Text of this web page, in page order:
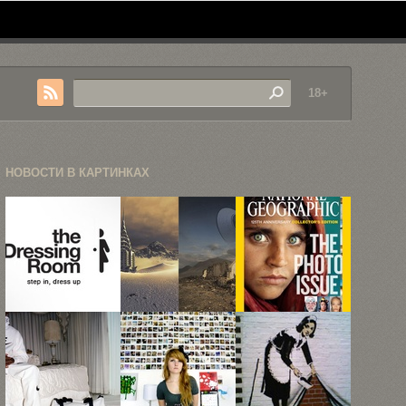
18+
НОВОСТИ В КАРТИНКАХ
45 фэшн-
логотипов
Параллельные
миры
Михала
Карча
National
Geographic
отметил
юбилей
открытием ...